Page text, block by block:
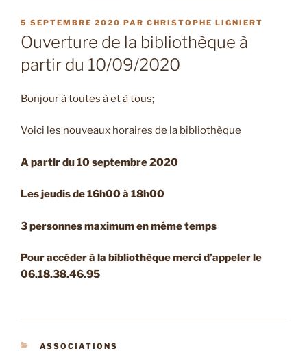
PUBLIÉ
LE
5 SEPTEMBRE 2020 PAR CHRISTOPHE LIGNIERT
Ouverture de la bibliothèque à
partir du 10/09/2020
Bonjour à toutes à et à tous;
Voici les nouveaux horaires de la bibliothèque
A partir du 10 septembre 2020
Les jeudis de 16h00 à 18h00
3 personnes maximumen même temps
Pour accéder à la bibliothèquemerci d’appeler le
06.18.38.46.95
CATÉGORIES
ASSOCIATIONS